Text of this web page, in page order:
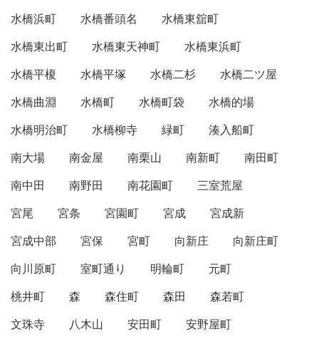
水橋浜町
水橋番頭名
水橋東舘町
水橋東出町
水橋東天神町
水橋東浜町
水橋平榎
水橋平塚 水橋二杉
水橋二ツ屋
水橋曲淵
水橋町 水橋町袋
水橋的場
水橋明治町
水橋柳寺 緑町
湊入船町
南大場
南金屋 南栗山 南新町
南田町
南中田
南野田 南花園町
三室荒屋
宮尾
宮条 宮園町 宮成
宮成新
宮成中部
宮保 宮町 向新庄
向新庄町
向川原町
室町通り 明輪町
元町
桃井町
森 森住町 森田
森若町
文珠寺
八木山 安田町 安野屋町